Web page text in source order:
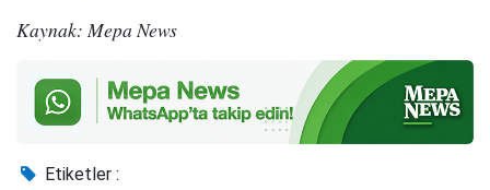
Kaynak: Mepa News
Etiketler :